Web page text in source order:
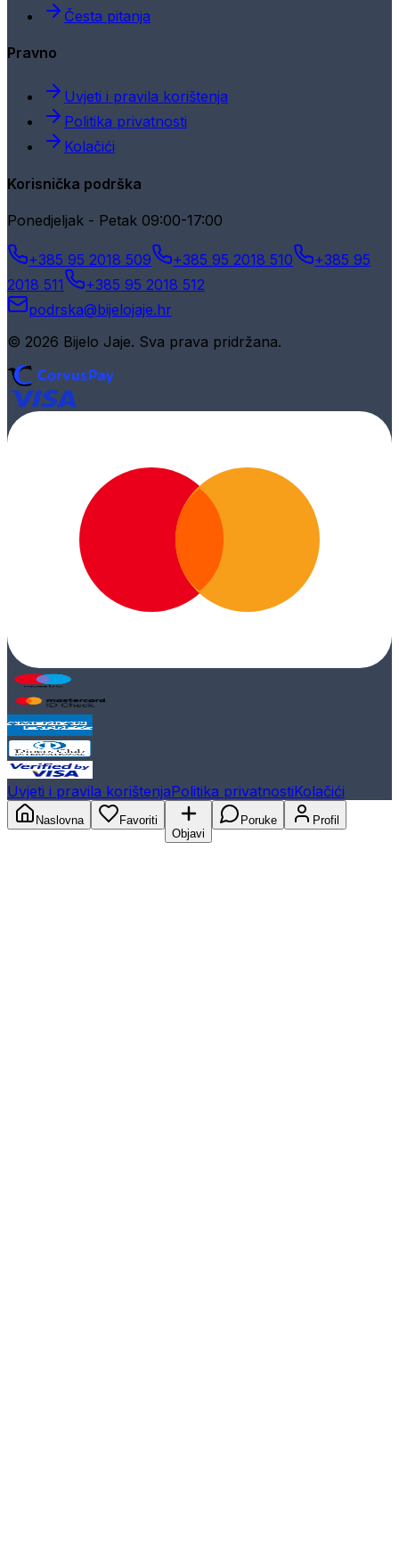
Česta pitanja
Pravno
Uvjeti i pravila korištenja
Politika privatnosti
Kolačići
Korisnička podrška
Ponedjeljak - Petak 09:00-17:00
+385 95 2018 509 +385 95 2018 510
+385 95
2018 511
+385 95 2018 512
podrska@bijelojaje.hr
© 2026 Bijelo Jaje. Sva prava pridržana.
Uvjeti i pravila korištenjaPolitika privatnostiKolačići
Naslovna
Favoriti
Objavi
Poruke Profil